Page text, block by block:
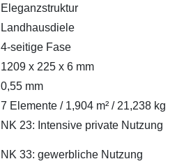
Eleganzstruktur
Landhausdiele
4-seitige Fase
1209 x 225 x 6 mm
0,55 mm
7 Elemente / 1,904 m² / 21,238 kg
NK 23: Intensive private Nutzung
NK 33: gewerbliche Nutzung